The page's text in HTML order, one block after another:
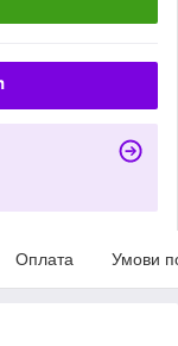
Оплата Умови